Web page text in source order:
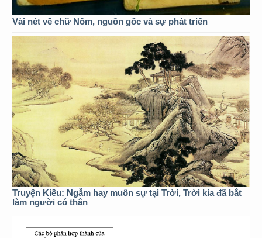
Vài nét về chữ Nôm, nguồn gốc và sự phát triển
Truyện Kiều: Ngẫm hay muôn sự tại Trời, Trời kia đã bắt
làm người có thân